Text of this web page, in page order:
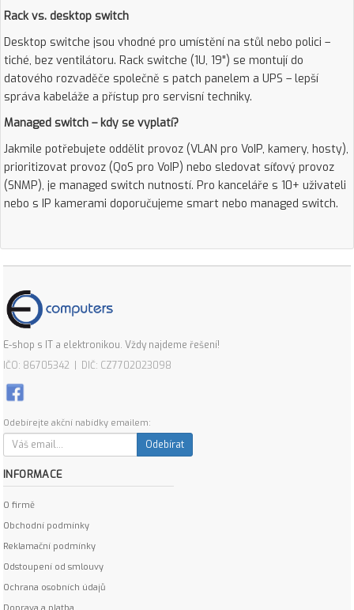
Rack vs. desktop switch
Desktop switche jsou vhodné pro umístění na stůl nebo polici –
tiché, bez ventilátoru. Rack switche (1U, 19") se montují do
datového rozvaděče společně s patch panelem a UPS – lepší
správa kabeláže a přístup pro servisní techniky.
Managed switch – kdy se vyplatí?
Jakmile potřebujete oddělit provoz (VLAN pro VoIP, kamery, hosty),
prioritizovat provoz (QoS pro VoIP) nebo sledovat síťový provoz
(SNMP), je managed switch nutností. Pro kanceláře s 10+ uživateli
nebo s IP kamerami doporučujeme smart nebo managed switch.
E-shop s IT a elektronikou. Vždy najdeme řešení!
IČO: 86705342 | DIČ: CZ7702023098
Odebírejte akční nabídky emailem:
Odebírat
INFORMACE
O firmě
Obchodní podmínky
Reklamační podmínky
Odstoupení od smlouvy
Ochrana osobních údajů